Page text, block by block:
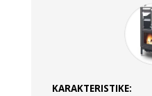
KARAKTERISTIKE: